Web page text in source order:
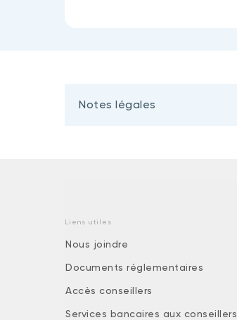
Notes légales
Liens utiles
Nous joindre
Documents réglementaires
Accès conseillers
Services bancaires aux conseillers